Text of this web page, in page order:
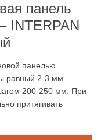
допуск к
и
в детских,
санитарно-бытовых
объектах водного
панель
INTERPAN
панелью
равный 2-3 мм.
200-250 мм. При
притягивать